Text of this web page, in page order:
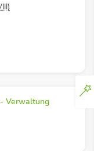
Verwaltung